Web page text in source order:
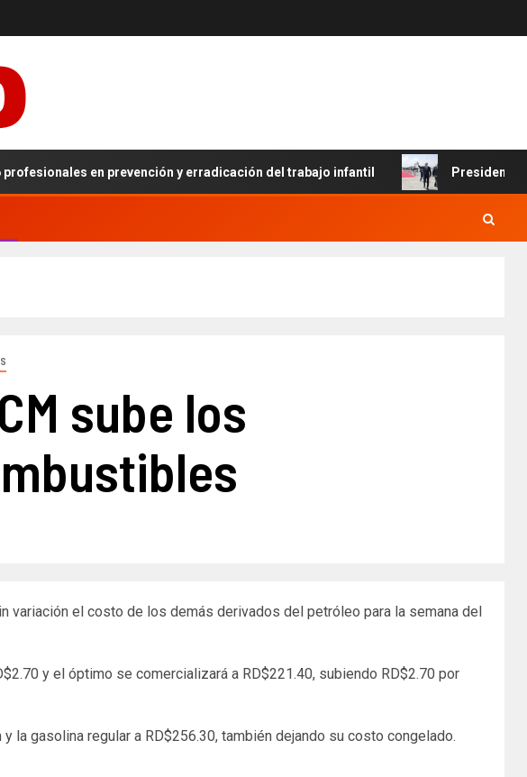
en prevención y erradicación del trabajo infantil Presidente
sube los
el costo de los demás derivados del petróleo para la semana del
y el óptimo se comercializará a RD$221.40, subiendo RD$2.70 por
la gasolina regular a RD$256.30, también dejando su costo congelado.